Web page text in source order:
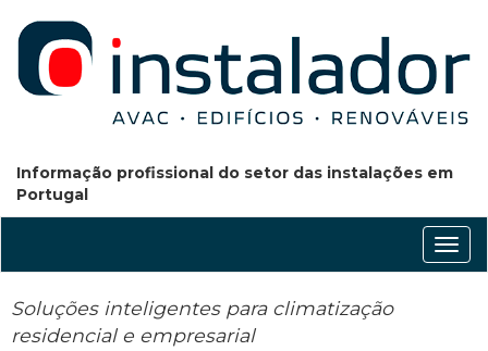
Informação profissional do setor das instalações em
Portugal
Soluções inteligentes para climatização
residencial e empresarial